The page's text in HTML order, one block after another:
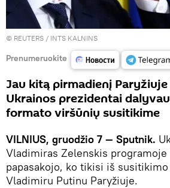
© REUTERS / INTS KALNINS
Prenumeruokite
Jau kitą pirmadienį
Ukrainos prezidentai
formato viršūnių susitikime
VILNIUS, gruodžio 7 — Sputnik.
Vladimiras Zelenskis programoje
papasakojo, ko tikisi iš
Vladimiru Putinu Paryžiuje.